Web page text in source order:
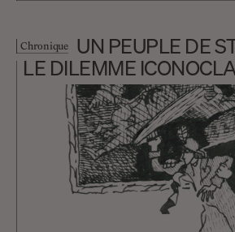
Chronique
UN PEUPLE DE
LE DILEMME